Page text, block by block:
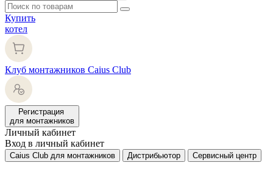
Купить
котел
Клуб монтажников Caius Club
Регистрация
для монтажников
Личный кабинет
Вход в личный кабинет
Caius Club для монтажников Дистрибьютор Сервисный центр